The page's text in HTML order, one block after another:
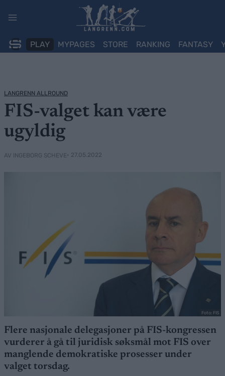
PLAY MYPAGES STORE RANKING FANTASY
LANGRENN ALLROUND
FIS-valget kan være
ugyldig
AV INGEBORG SCHEVE• 27.05.2022
Foto: FIS
Flere nasjonale delegasjoner på FIS-kongressen
vurderer å gå til juridisk søksmål mot FIS over
manglende demokratiske prosesser under
valget torsdag.